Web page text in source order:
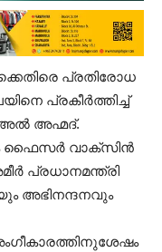
പ്രതിരോധ
പ്രകീർത്തിച്ച്
അഹ്മദ്.
ഫൈസർ വാക്സിൻ
പ്രധാനമന്ത്രി
അഭിനന്ദനവും